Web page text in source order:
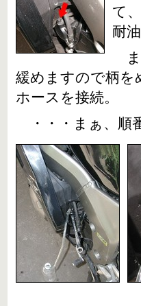
て
耐
ま
緩めますので柄を
ホースを接続。
・・・まぁ、順